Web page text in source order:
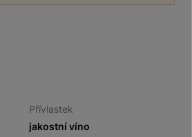
Přívlastek
jakostní víno